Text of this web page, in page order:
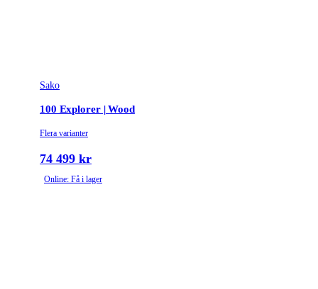
Sako
100 Explorer | Wood
Flera varianter
74 499 kr
Online: Få i lager